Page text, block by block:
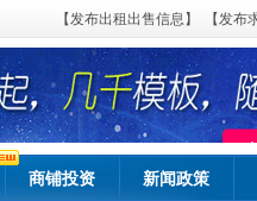
【发布出租出售信息】 【发布
商铺投资 新闻政策